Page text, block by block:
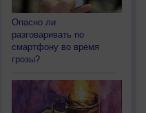
Опасно ли
разговаривать по
смартфону во время
грозы?